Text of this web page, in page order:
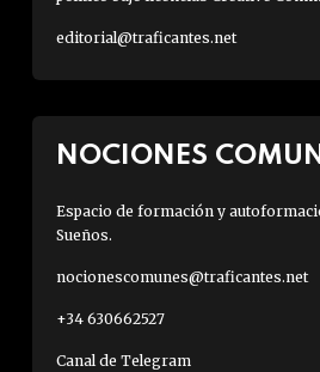
editorial@traficantes.net
NOCIONES
Espacio de formación y
Sueños.
nocionescomunes@traficantes.net
+34 630662527
Canal de Telegram